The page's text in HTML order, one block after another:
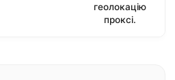
геолокацію
проксі.